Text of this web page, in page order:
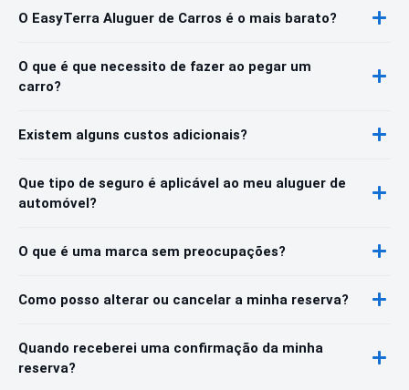
O EasyTerra Aluguer de Carros é o mais barato?
O que é que necessito de fazer ao pegar um
carro?
Existem alguns custos adicionais?
Que tipo de seguro é aplicável ao meu aluguer de
automóvel?
O que é uma marca sem preocupações?
Como posso alterar ou cancelar a minha reserva?
Quando receberei uma confirmação da minha
reserva?